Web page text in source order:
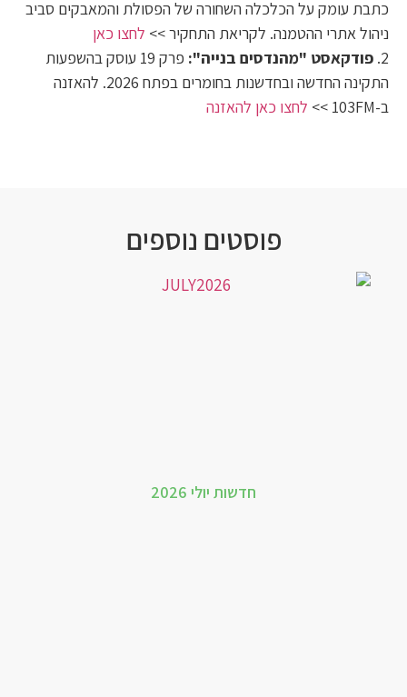
כתבת עומק על הכלכלה השחורה של הפסולת והמאבקים סביב
ניהול אתרי ההטמנה. לקריאת התחקיר >> לחצו כאן
2. פודקאסט "מהנדסים בנייה":
פרק 19 עוסק בהשפעות
התקינה החדשה ובחדשנות בחומרים בפתח 2026. להאזנה
ב-103FM >>
לחצו כאן להאזנה
פוסטים נוספים
חדשות יולי 2026